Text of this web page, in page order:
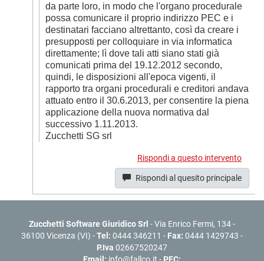
da parte loro, in modo che l'organo procedurale
possa comunicare il proprio indirizzo PEC e i
destinatari facciano altrettanto, così da creare i
presupposti per colloquiare in via informatica
direttamente; lì dove tali atti siano stati già
comunicati prima del 19.12.2012 secondo,
quindi, le disposizioni all'epoca vigenti, il
rapporto tra organi procedurali e creditori andava
attuato entro il 30.6.2013, per consentire la piena
applicazione della nuova normativa dal
successivo 1.11.2013.
Zucchetti SG srl
Rispondi a questo intervento
Rispondi al quesito principale
Zucchetti Software Giuridico Srl - Via Enrico Fermi, 134 -
36100 Vicenza (VI) -Tel: 0444 346211 - Fax: 0444 1429743 -
P.Iva 02667520247